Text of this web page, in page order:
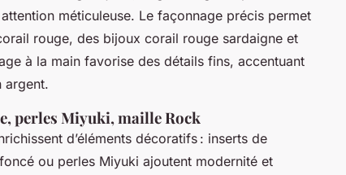
méticuleuse. Le façonnage précis permet
rouge, des bijoux corail rouge sardaigne et
à la main favorise des détails fins, accentuant
argent.
perles Miyuki, maille Rock
d’éléments décoratifs : inserts de
ou perles Miyuki ajoutent modernité et